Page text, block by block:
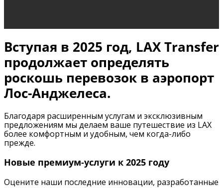
Вступая в 2025 год, LAX Transfer
продолжает определять
роскошь перевозок в аэропорт
Лос-Анджелеса.
Благодаря расширенным услугам и эксклюзивным
предложениям мы делаем ваше путешествие из LAX
более комфортным и удобным, чем когда-либо
прежде.
Новые премиум-услуги к 2025 году
Оцените наши последние инновации, разработанные